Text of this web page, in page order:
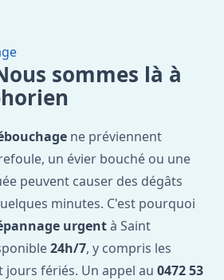
sommes là à
ne préviennent
un évier bouché ou une
peuvent causer des dégâts
minutes. C'est pourquoi
urgentà Saint
24h/7, y compris les
jours fériés. Un appel au 0472 53